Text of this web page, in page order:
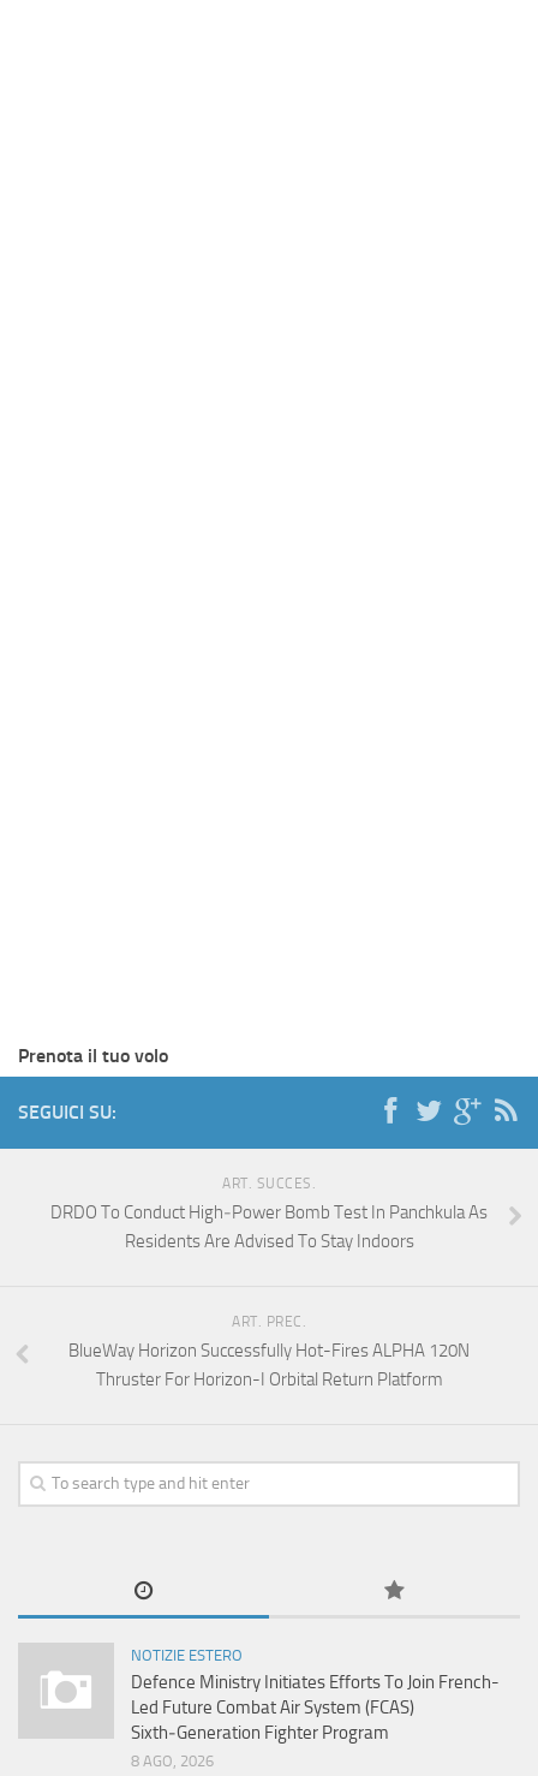
Prenota il tuo volo
SEGUICI SU:
ART. SUCCES.
DRDO To Conduct High‑Power Bomb Test In Panchkula As
Residents Are Advised To Stay Indoors
ART. PREC.
BlueWay Horizon Successfully Hot-Fires ALPHA 120N
Thruster For Horizon-I Orbital Return Platform
NOTIZIE ESTERO
Defence Ministry Initiates Efforts To Join French-
Led Future Combat Air System (FCAS)
Sixth‑Generation Fighter Program
8 AGO, 2026